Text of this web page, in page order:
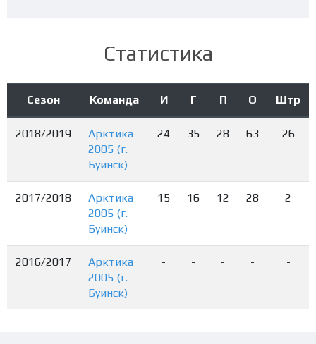
Статистика
Сезон Команда И Г П О Штр
2018/2019
Арктика
2005 (г.
Буинск)
24 35 28 63 26
2017/2018
Арктика
2005 (г.
Буинск)
15 16 12 28 2
2016/2017
Арктика
2005 (г.
Буинск)
- - - - -